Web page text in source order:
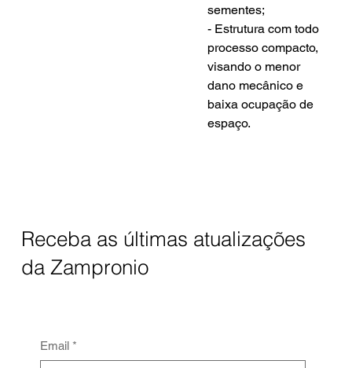
sementes;
- Estrutura com todo
processo compacto,
visando o menor
dano mecânico e
baixa ocupação de
espaço.
Receba as últimas atualizações
da Zampronio
Email *